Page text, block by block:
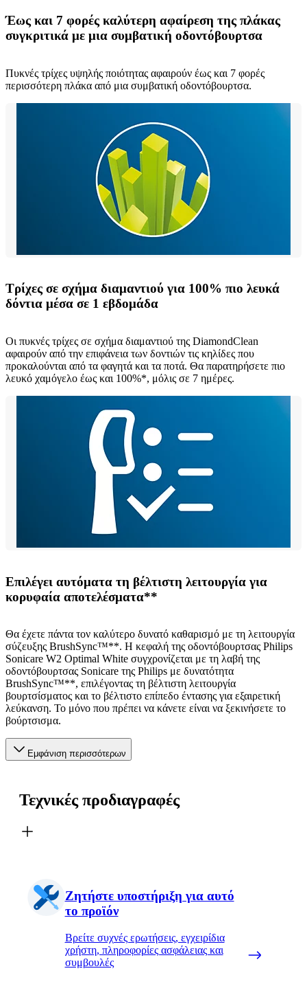
Έως και 7 φορές καλύτερη αφαίρεση της πλάκας
συγκριτικά με μια συμβατική οδοντόβουρτσα
Πυκνές τρίχες υψηλής ποιότητας αφαιρούν έως και 7 φορές
περισσότερη πλάκα από μια συμβατική οδοντόβουρτσα.
Τρίχες σε σχήμα διαμαντιού για 100% πιο λευκά
δόντια μέσα σε 1 εβδομάδα
Οι πυκνές τρίχες σε σχήμα διαμαντιού της DiamondClean
αφαιρούν από την επιφάνεια των δοντιών τις κηλίδες που
προκαλούνται από τα φαγητά και τα ποτά. Θα παρατηρήσετε πιο
λευκό χαμόγελο έως και 100%*, μόλις σε 7 ημέρες.
Επιλέγει αυτόματα τη βέλτιστη λειτουργία για
κορυφαία αποτελέσματα**
Θα έχετε πάντα τον καλύτερο δυνατό καθαρισμό με τη λειτουργία
σύζευξης BrushSync™**. Η κεφαλή της οδοντόβουρτσας Philips
Sonicare W2 Optimal White συγχρονίζεται με τη λαβή της
οδοντόβουρτσας Sonicare της Philips με δυνατότητα
BrushSync™**, επιλέγοντας τη βέλτιστη λειτουργία
βουρτσίσματος και το βέλτιστο επίπεδο έντασης για εξαιρετική
λεύκανση. Το μόνο που πρέπει να κάνετε είναι να ξεκινήσετε το
βούρτσισμα.
Εμφάνιση περισσότερων
Τεχνικές προδιαγραφές
Ζητήστε υποστήριξη για αυτό
το προϊόν
Βρείτε συχνές ερωτήσεις, εγχειρίδια
χρήστη, πληροφορίες ασφάλειας και
συμβουλές